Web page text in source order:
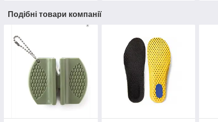
Подібні товари компанії